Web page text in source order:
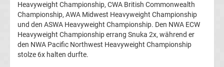
Transfergerüchte
WWE
Heavyweight Championship, CWA British Commonwealth
Championship, AWA Midwest Heavyweight Championship
und den ASWA Heavyweight Championship. Den NWA ECW
Heavyweight Championship errang Snuka 2x, während er
den NWA Pacific Northwest Heavyweight Championship
stolze 6x halten durfte.